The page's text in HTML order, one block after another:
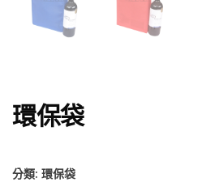
環保袋
分類: 環保袋